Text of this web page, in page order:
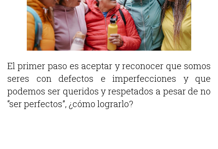
El primer paso es aceptar y reconocer que somos
seres con defectos e imperfecciones y que
podemos ser queridos y respetados a pesar de no
“ser perfectos”, ¿cómo lograrlo?